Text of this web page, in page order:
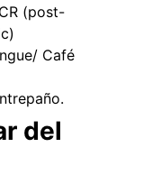
(post-
Café
del